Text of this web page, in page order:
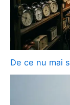
De ce nu mai